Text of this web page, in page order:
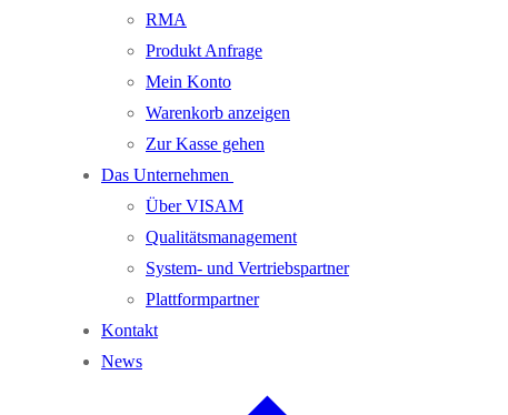
RMA
Produkt Anfrage
Mein Konto
Warenkorb anzeigen
Zur Kasse gehen
Das Unternehmen
Über VISAM
Qualitätsmanagement
System- und Vertriebspartner
Plattformpartner
Kontakt
News